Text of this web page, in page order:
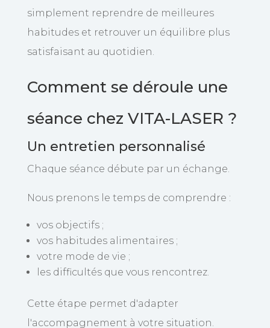
simplement reprendre de meilleures
habitudes et retrouver un équilibre plus
satisfaisant au quotidien.
Comment se déroule une
séance chez VITA-LASER ?
Un entretien personnalisé
Chaque séance débute par un échange.
Nous prenons le temps de comprendre :
vos objectifs ;
vos habitudes alimentaires ;
votre mode de vie ;
les difficultés que vous rencontrez.
Cette étape permet d'adapter
l'accompagnement à votre situation.